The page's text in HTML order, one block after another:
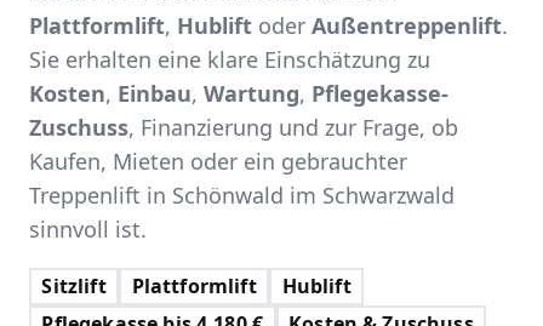
Plattformlift, Hublift oder Außentreppenlift.
Sie erhalten eine klare Einschätzung zu
Kosten, Einbau, Wartung, Pflegekasse-
Zuschuss, Finanzierung und zur Frage, ob
Kaufen, Mieten oder ein gebrauchter
Treppenlift in Schönwald im Schwarzwald
sinnvoll ist.
Sitzlift Plattformlift
Hublift